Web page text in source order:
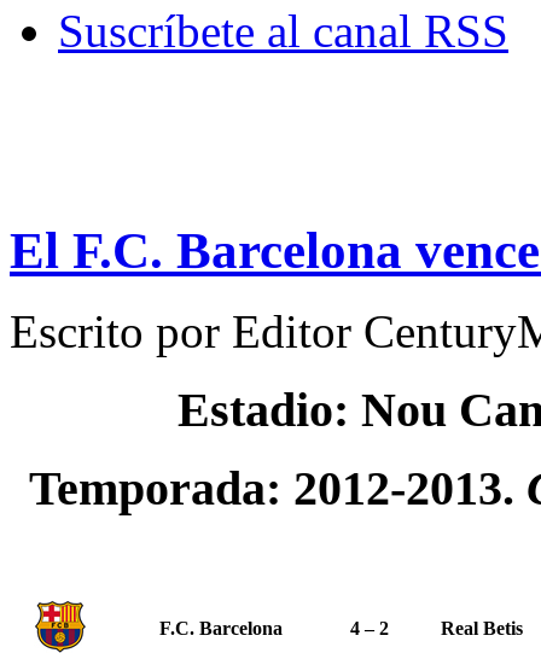
Suscríbete al canal RSS
El F.C. Barcelona
Escrito por Editor
Estadio: Nou
Temporada: 2012-2013.
F.C. Barcelona 4 – 2 Real Betis